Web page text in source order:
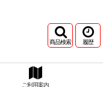
商品検索 履歴
ご利用案内